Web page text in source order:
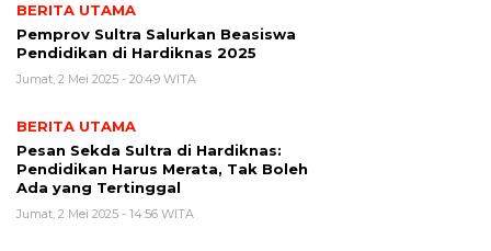
BERITA UTAMA
Pemprov Sultra Salurkan Beasiswa
Pendidikan di Hardiknas 2025
Jumat, 2 Mei 2025 - 20:49 WITA
BERITA UTAMA
Pesan Sekda Sultra di Hardiknas:
Pendidikan Harus Merata, Tak Boleh
Ada yang Tertinggal
Jumat, 2 Mei 2025 - 14:56 WITA